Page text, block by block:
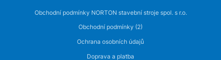
Obchodní podmínky NORTON stavební stroje spol. s r.o.
Obchodní podmínky (2)
Ochrana osobních údajů
Doprava a platba